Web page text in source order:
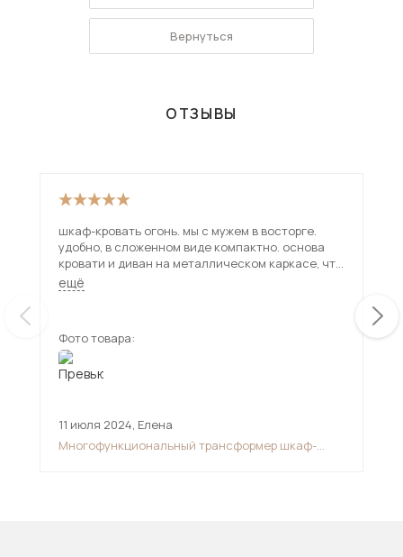
Вернуться
ОТЗЫВЫ
шкаф-кровать огонь. мы с мужем в восторге.
удобно, в сложенном виде компактно. основа
кровати и диван на металлическом каркасе, что
делает ее не убиваемой. собрали часа за три.
очень жаль, что расцветок дивана мало, я очень
держат кровать в разобранном виде, она все
равно поднимается кверху
ещё
Фото товара:
11 июля 2024, Елена
Многофункциональный трансформер шкаф-